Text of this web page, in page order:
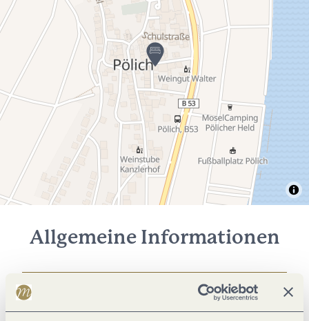
Allgemeine Informationen
Ausstattung Zimmer/Appartement